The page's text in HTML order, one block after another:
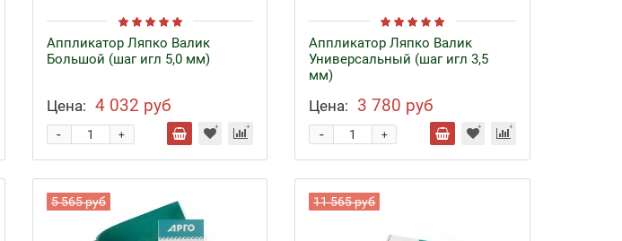
Аппликатор Ляпко Валик
Большой (шаг игл 5,0 мм)
Цена: 4 032 руб
+
-
Аппликатор Ляпко Валик
Универсальный (шаг игл 3,5
мм)
Цена: 3 780 руб
+
-
5 565 руб 11 565 руб